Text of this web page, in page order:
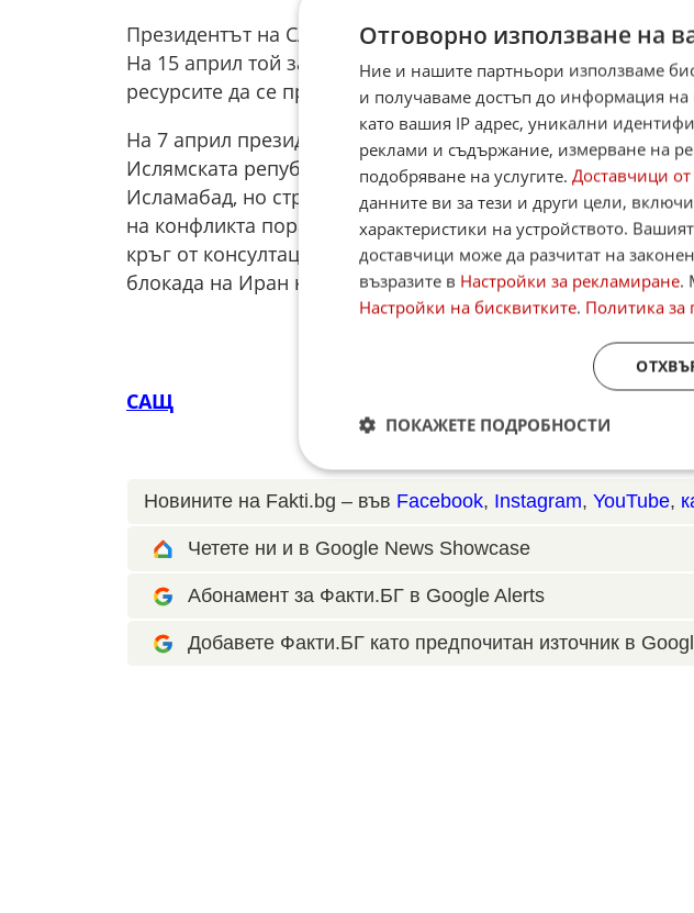
Президентът на САЩ многократно е заявявал, че
На 15 април той заяви, че това е „много близо“, отчасти
ресурсите да се противопостави на САЩ.
На 7 април президентът на САЩ обяви двуседмично
Ислямската република. На 11 април Иран и САЩ
Исламабад, но страните не успяха да постигнат
на конфликта поради редица различия. Все още не е
кръг от консултации. След неуспешните преговори САЩ
блокада на Иран на 13 април.
САЩ
Новините на Fakti.bg – във Facebook, Instagram, YouTube,
Четете ни и в Google News Showcase
Абонамент за Факти.БГ в Google Alerts
Добавете Факти.БГ като предпочитан източник в
Отговорно използване на
Ние и нашите партньори използваме
и получаваме достъп до информация
като вашия IP адрес, уникални
реклами и съдържание, измерване на
подобряване на услугите. Доставчици
данните ви за тези и други цели,
характеристики на устройството.
доставчици може да разчитат на
възразите в Настройки за рекламиране.
Настройки на бисквитките. Политика за
ПОКАЖЕТЕ ПОДРОБНОСТИ